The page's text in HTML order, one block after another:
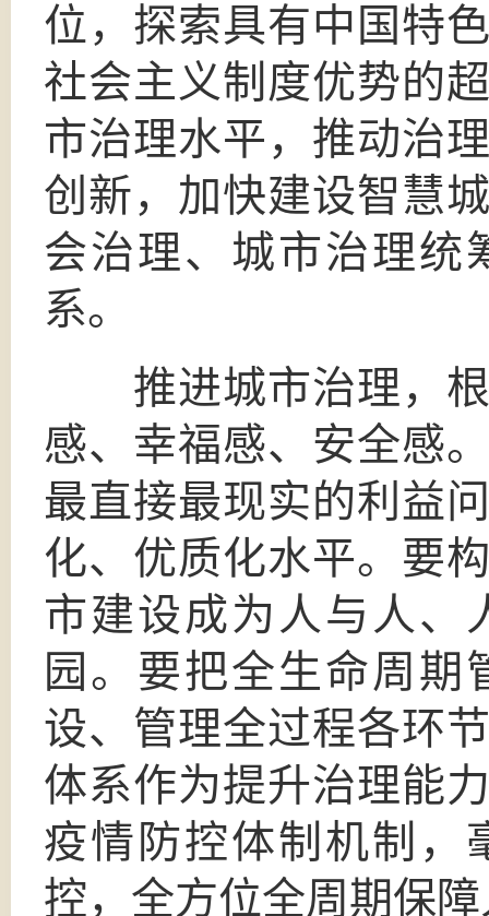
位，探索具有中国特
社会主义制度优势的
市治理水平，推动治
创新，加快建设智慧
会治理、城市治理统
系。
推进城市治理，根
感、幸福感、安全感
最直接最现实的利益
化、优质化水平。要
市建设成为人与人、
园。要把全生命周期
设、管理全过程各环
体系作为提升治理能
疫情防控体制机制，
控，全方位全周期保